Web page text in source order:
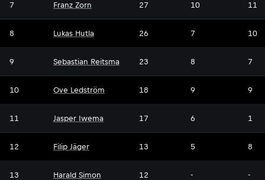
7 Franz Zorn 27 10 11
8 Lukas Hutla 26 7 10
9 Sebastian Reitsma 23 8 7
10 Ove Ledström 18 9 9
11 Jasper Iwema 17 6 1
12 Filip Jäger 13 5 8
13 Harald Simon 12 - -